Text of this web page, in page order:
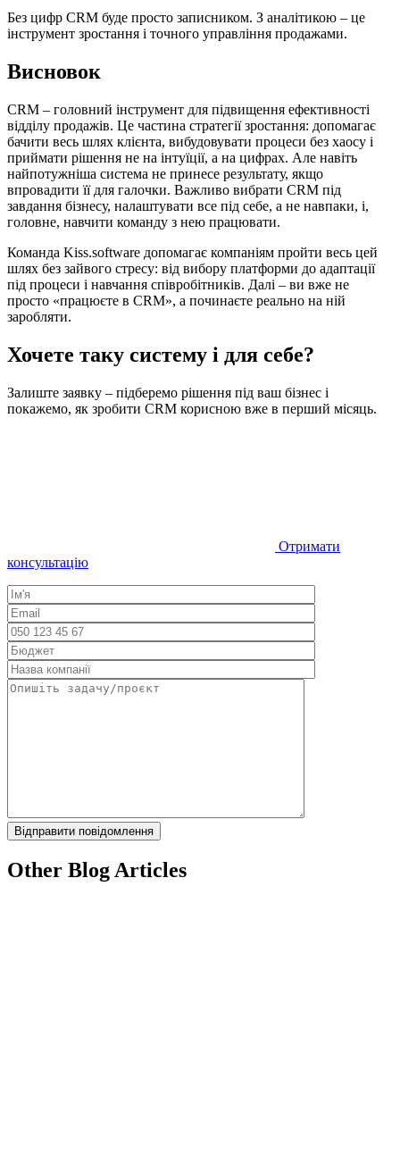
Без цифр CRM буде просто записником. З аналітикою – це
інструмент зростання і точного управління продажами.
Висновок
CRM – головний інструмент для підвищення ефективності
відділу продажів. Це частина стратегії зростання: допомагає
бачити весь шлях клієнта, вибудовувати процеси без хаосу і
приймати рішення не на інтуїції, а на цифрах. Але навіть
найпотужніша система не принесе результату, якщо
впровадити її для галочки. Важливо вибрати CRM під
завдання бізнесу, налаштувати все під себе, а не навпаки, і,
головне, навчити команду з нею працювати.
Команда Kiss.software допомагає компаніям пройти весь цей
шлях без зайвого стресу: від вибору платформи до адаптації
під процеси і навчання співробітників. Далі – ви вже не
просто «працюєте в CRM», а починаєте реально на ній
заробляти.
Хочете таку систему і для себе?
Залиште заявку – підберемо рішення під ваш бізнес і
покажемо, як зробити CRM корисною вже в перший місяць.
Отримати
консультацію
Other Blog Articles